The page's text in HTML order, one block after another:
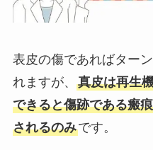
表皮の傷であればター
れますが、 真皮は再生
できると傷跡である瘢
されるのみです。